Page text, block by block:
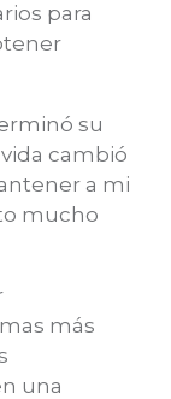
para
su
cambió
a mi
mucho
más
una